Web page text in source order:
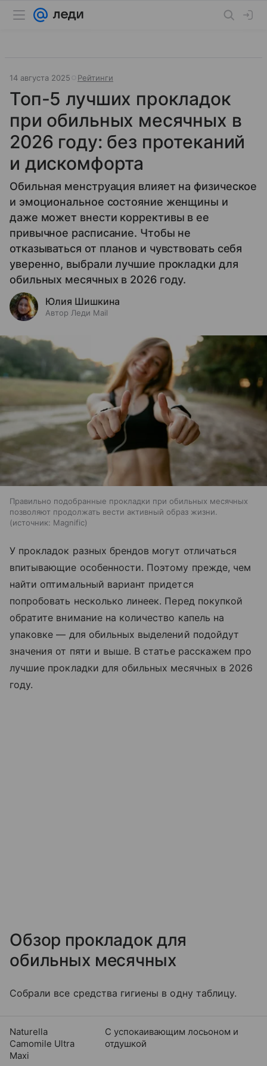
14 августа 2025 Рейтинги
Топ-5 лучших прокладок
при обильных месячных в
2026 году: без протеканий
и дискомфорта
Обильная менструация влияет на физическое
и эмоциональное состояние женщины и
даже может внести коррективы в ее
привычное расписание. Чтобы не
отказываться от планов и чувствовать себя
уверенно, выбрали лучшие прокладки для
обильных месячных в 2026 году.
Юлия Шишкина
Автор Леди Mail
Правильно подобранные прокладки при обильных месячных
позволяют продолжать вести активный образ жизни.
источник: Magnific
У прокладок разных брендов могут отличаться
впитывающие особенности. Поэтому прежде, чем
найти оптимальный вариант придется
попробовать несколько линеек. Перед покупкой
обратите внимание на количество капель на
упаковке — для обильных выделений подойдут
значения от пяти и выше. В статье расскажем про
лучшие прокладки для обильных месячных в 2026
году.
Обзор прокладок для
обильных месячных
Собрали все средства гигиены в одну таблицу.
Naturella
Camomile Ultra
Maxi
С успокаивающим лосьоном и
отдушкой